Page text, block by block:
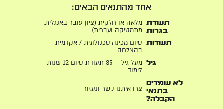
אחד מהתנאים הבאים:
תעודת
בגרות
מלאה או חלקית (ציון עובר באנגלית,
מתמטיקה ועברית)
תעודות סיום מכינה טכנולוגית / אקדמית
בהצלחה
גיל
מעל גיל — 35 תעודת סיום 12 שנות
לימוד
לא עומדים
בתנאי
הקבלה?
צרו איתנו קשר ונעזור